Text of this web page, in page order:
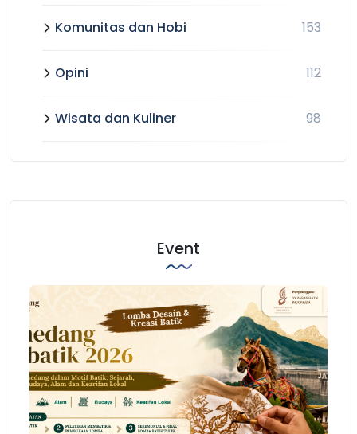
Komunitas dan Hobi 153
Opini 112
Wisata dan Kuliner 98
Event